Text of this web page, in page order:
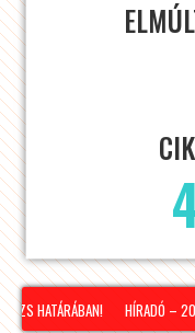
HATÁRÁBAN! HÍRADÓ –